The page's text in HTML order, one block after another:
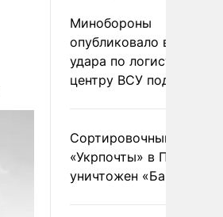
Минобороны
опубликовало видео
удара по
центру ВСУ под Киевом
Сортировочный пункт
«Укрпочты» в
уничтожен